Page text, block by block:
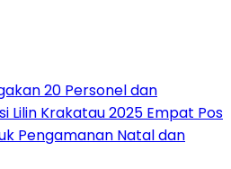
20 Personel dan
Lilin Krakatau 2025 Empat Pos
Pengamanan Natal dan